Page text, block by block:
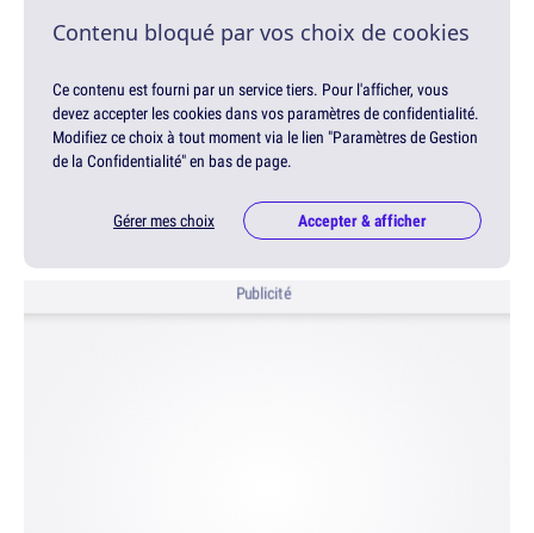
Contenu bloqué par vos choix de cookies
Ce contenu est fourni par un service tiers. Pour l'afficher, vous
devez accepter les cookies dans vos paramètres de confidentialité.
Modifiez ce choix à tout moment via le lien "Paramètres de Gestion
de la Confidentialité" en bas de page.
Gérer mes choix Accepter & afficher
Publicité